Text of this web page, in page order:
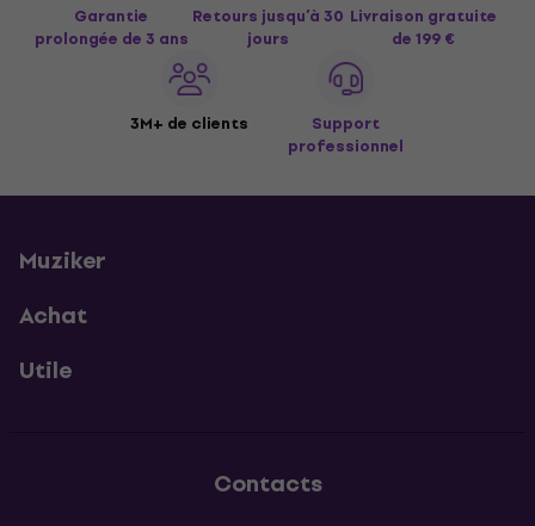
Garantie
prolongée de 3 ans
Retours jusqu’à 30
jours
Livraison gratuite
de 199 €
3M+ de clients
Support
professionnel
Muziker
Achat
Utile
Contacts